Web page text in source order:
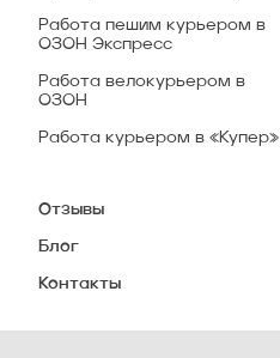
Работа пешим курьером в
ОЗОН Экспресс
Работа велокурьером в
ОЗОН
Работа курьером в «Купер»
Отзывы
Блог
Контакты